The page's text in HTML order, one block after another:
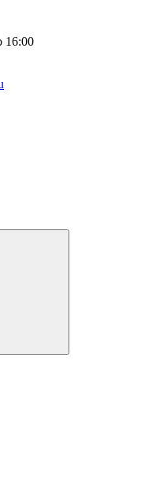
16:00